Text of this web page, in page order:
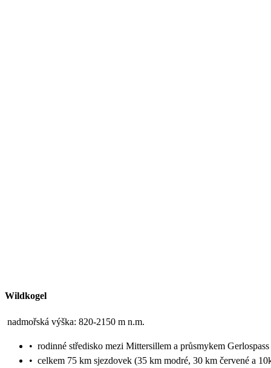
Wildkogel
nadmořská výška: 820-2150 m n.m.
• rodinné středisko mezi Mittersillem a průsmykem Gerlospass
• celkem 75 km sjezdovek (35 km modré, 30 km červené a